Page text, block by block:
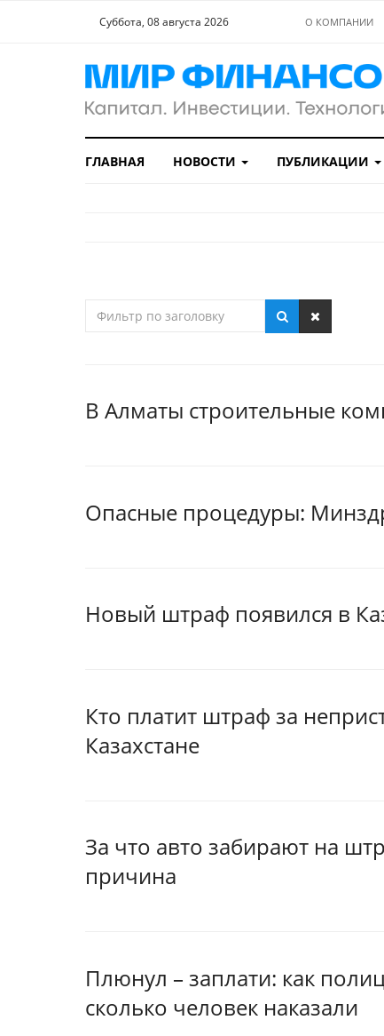
Суббота, 08 августа 2026 О КОМПАНИИ
ГЛАВНАЯ НОВОСТИ ПУБЛИКАЦИИ
В Алматы строительные
Опасные процедуры:
Новый штраф появился в
Кто платит штраф за
Казахстане
За что авто забирают на
причина
Плюнул – заплати: как
сколько человек наказали